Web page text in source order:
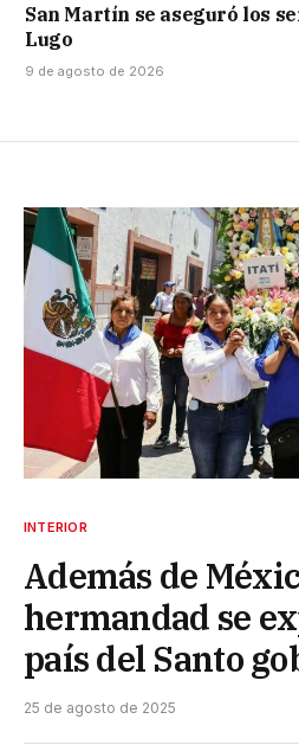
San Martín se aseguró los
Lugo
9 de agosto de 2026
INTERIOR
Además de
hermandad se
país del Santo
25 de agosto de 2025